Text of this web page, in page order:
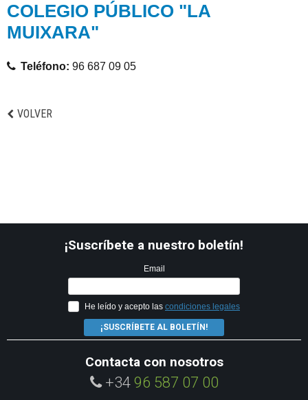
COLEGIO PÚBLICO "LA
MUIXARA"
Teléfono: 96 687 09 05
VOLVER
¡Suscríbete a nuestro boletín!
Email
He leído y acepto las condiciones legales
¡SUSCRÍBETE AL BOLETÍN!
Contacta con nosotros
+34 96 587 07 00